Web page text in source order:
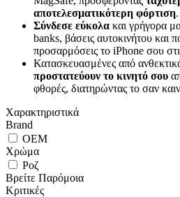
αποτελεσματικότερη φόρτιση.
Σύνδεσε εύκολα και γρήγορα
banks, βάσεις αυτοκινήτου και
προσαρμόσεις το iPhone σου
Κατασκευασμένες από
προστατεύουν το κινητό σου
φθορές, διατηρώντας το σαν
Χαρακτηριστικά
Brand
OEM
Χρώμα
Ροζ
Βρείτε Παρόμοια
Κριτικές